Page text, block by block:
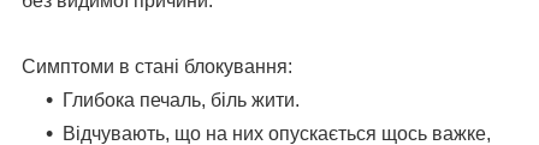
Симптоми в стані блокування:
Глибока печаль, біль жити.
Відчувають, що на них опускається щось важке,